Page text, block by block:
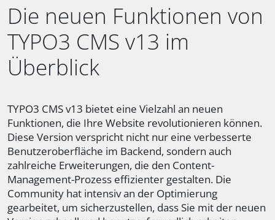
Die neuen Funktionen von
TYPO3 CMS v13 im
Überblick
TYPO3 CMS v13 bietet eine Vielzahl an neuen
Funktionen, die Ihre Website revolutionieren können.
Diese Version verspricht nicht nur eine verbesserte
Benutzeroberfläche im Backend, sondern auch
zahlreiche Erweiterungen, die den Content-
Management-Prozess effizienter gestalten. Die
Community hat intensiv an der Optimierung
gearbeitet, um sicherzustellen, dass Sie mit der neuen